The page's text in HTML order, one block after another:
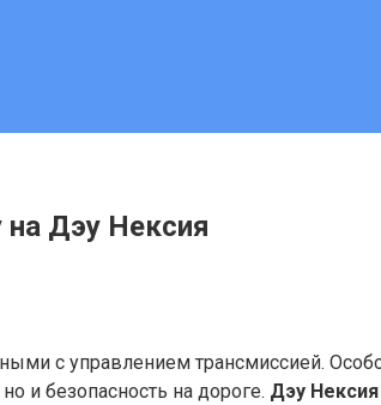
Дэу Нексия
с управлением трансмиссией.
и безопасность на дороге. Дэу Нексия